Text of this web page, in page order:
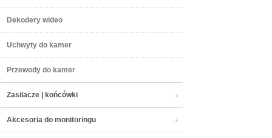
Dekodery wideo
Uchwyty do kamer
Przewody do kamer
Zasilacze | końcówki
Akcesoria do monitoringu